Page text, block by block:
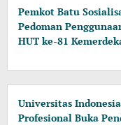
Pemkot Batu
Pedoman
HUT ke-81
Universitas
Profesional Buka